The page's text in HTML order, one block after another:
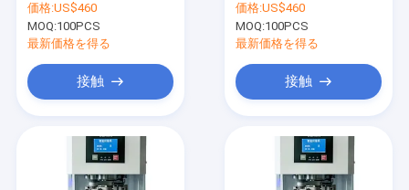
プロダクト
圧、精密なシーリング
作業に最適化
価格:US$460
MOQ:100PCS
最新価格を得る
接触
シールプロセスに適し
ている
価格:US$460
MOQ:100PCS
最新価格を得る
接触